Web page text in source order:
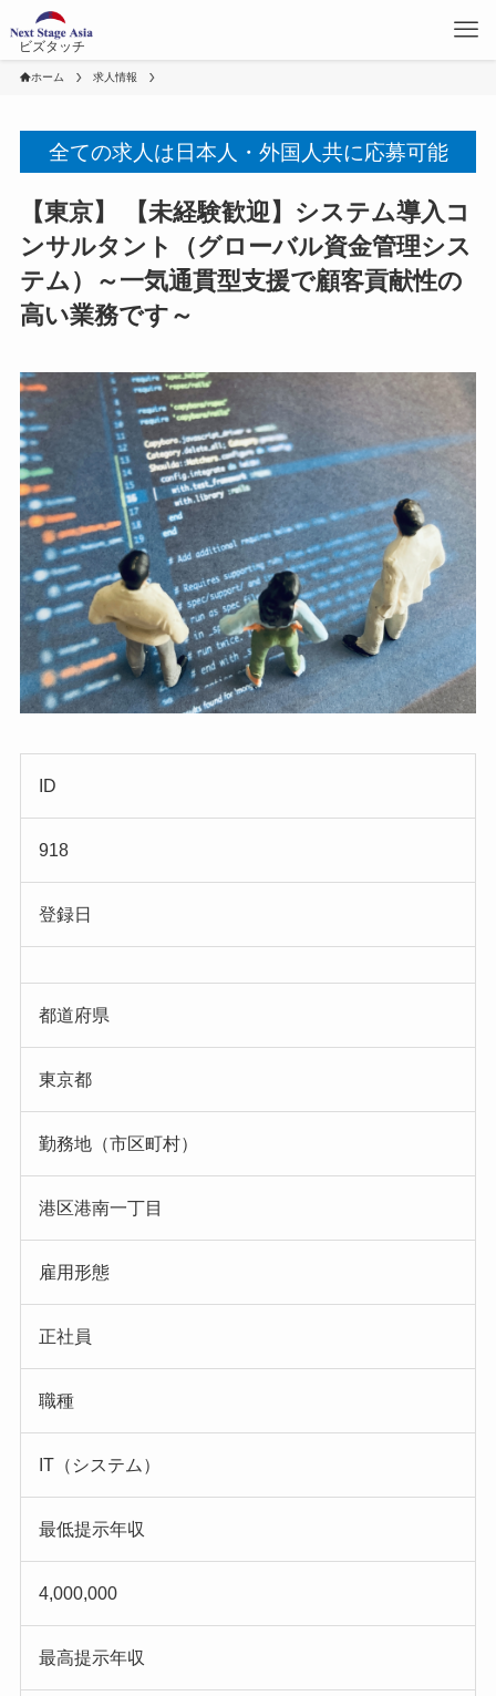
ビズタッチ
ホーム 求人情報
全ての求人は日本人・外国人共に応募可能
【東京】 【未経験歓迎】システム導入コ
ンサルタント（グローバル資金管理シス
テム）～一気通貫型支援で顧客貢献性の
高い業務です～
ID
918
登録日
都道府県
東京都
勤務地（市区町村）
港区港南一丁目
雇用形態
正社員
職種
IT（システム）
最低提示年収
4,000,000
最高提示年収